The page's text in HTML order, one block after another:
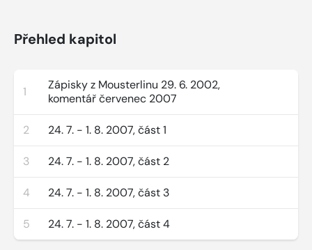
Přehled kapitol
1
Zápisky z Mousterlinu 29. 6. 2002,
komentář červenec 2007
2 24. 7. - 1. 8. 2007, část 1
3 24. 7. - 1. 8. 2007, část 2
4 24. 7. - 1. 8. 2007, část 3
5 24. 7. - 1. 8. 2007, část 4